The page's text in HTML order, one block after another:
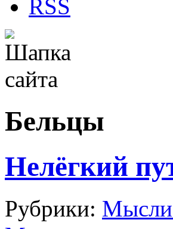
RSS
Бельцы
Нелёгкий
Рубрики: Мысли